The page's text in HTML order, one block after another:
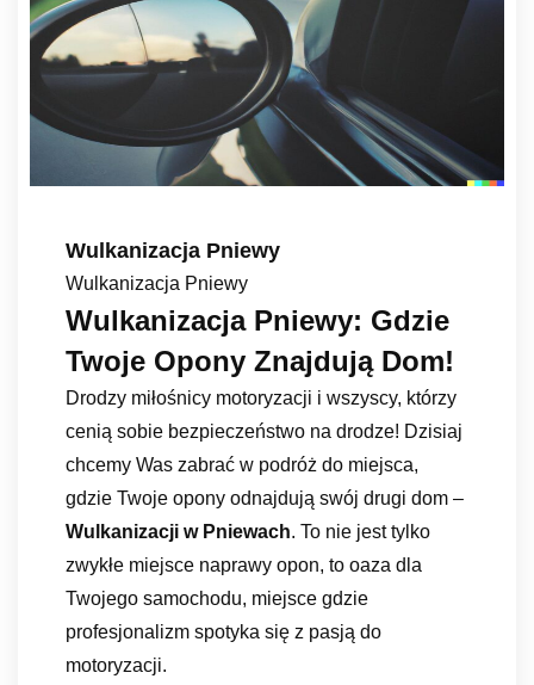
Wulkanizacja Pniewy
Wulkanizacja Pniewy
Wulkanizacja Pniewy: Gdzie
Twoje Opony Znajdują Dom!
Drodzy miłośnicy motoryzacji i wszyscy, którzy
cenią sobie bezpieczeństwo na drodze! Dzisiaj
chcemy Was zabrać w podróż do miejsca,
gdzie Twoje opony odnajdują swój drugi dom –
Wulkanizacji w Pniewach. To nie jest tylko
zwykłe miejsce naprawy opon, to oaza dla
Twojego samochodu, miejsce gdzie
profesjonalizm spotyka się z pasją do
motoryzacji.